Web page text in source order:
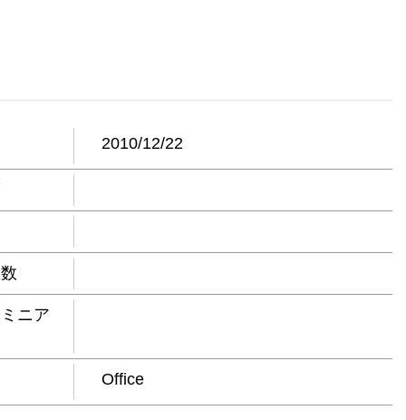
2010/12/22
ニア
Office